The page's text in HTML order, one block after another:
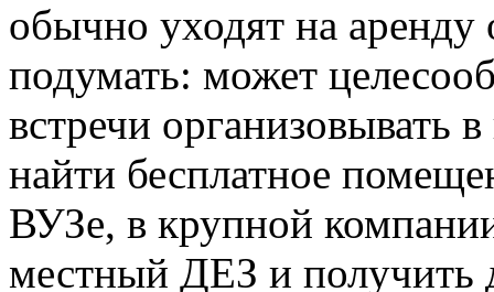
обычно уходят на аренду
подумать: может
встречи организовывать
найти бесплатное
ВУЗе, в крупной
местный ДЕЗ и получить